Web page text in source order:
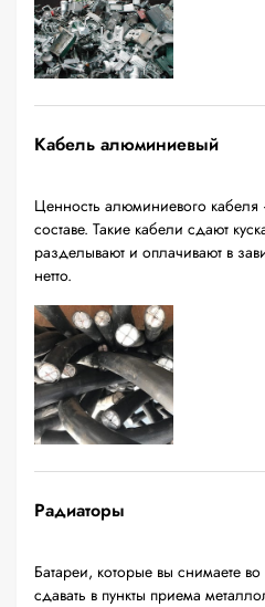
Кабель алюминиевый
Ценность алюминиевого кабеля
составе. Такие кабели сдают
разделывают и оплачивают в
нетто.
Радиаторы
Батареи, которые вы снимаете
сдавать в пункты приема